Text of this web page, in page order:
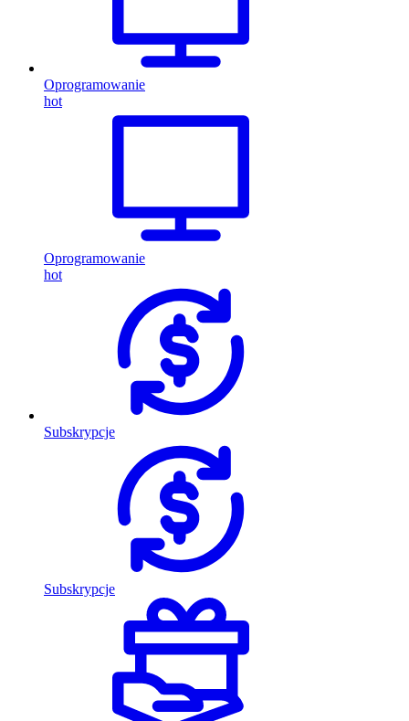
Oprogramowanie
hot
Oprogramowanie
hot
Subskrypcje
Subskrypcje